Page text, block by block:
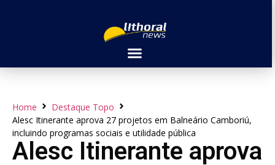
Home
Destaque Topo
Alesc Itinerante aprova 27 projetos em Balneário Camboriú,
incluindo programas sociais e utilidade pública
Alesc Itinerante aprova